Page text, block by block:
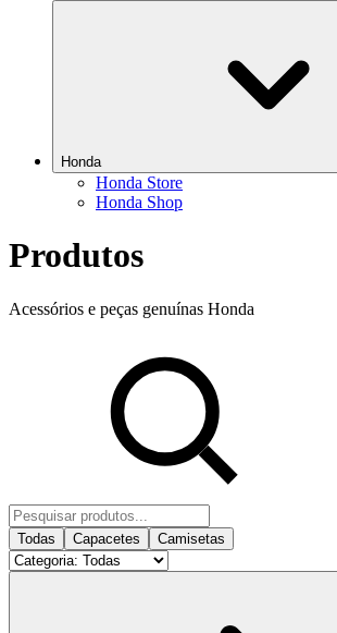
Honda
Honda Store
Honda Shop
Produtos
Acessórios e peças genuínas Honda
Todas Capacetes Camisetas